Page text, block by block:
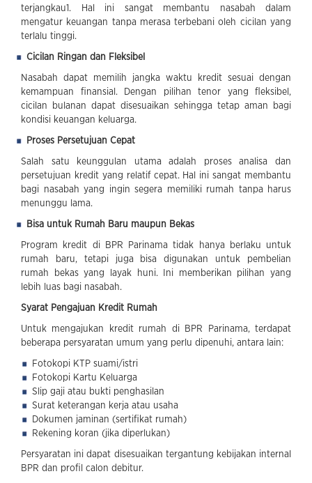
terjangkau1. Hal ini sangat membantu nasabah dalam
mengatur keuangan tanpa merasa terbebani oleh cicilan yang
terlalu tinggi.
Cicilan Ringan dan Fleksibel
Nasabah dapat memilih jangka waktu kredit sesuai dengan
kemampuan finansial. Dengan pilihan tenor yang fleksibel,
cicilan bulanan dapat disesuaikan sehingga tetap aman bagi
kondisi keuangan keluarga.
Proses Persetujuan Cepat
Salah satu keunggulan utama adalah proses analisa dan
persetujuan kredit yang relatif cepat. Hal ini sangat membantu
bagi nasabah yang ingin segera memiliki rumah tanpa harus
menunggu lama.
Bisa untuk Rumah Baru maupun Bekas
Program kredit di BPR Parinama tidak hanya berlaku untuk
rumah baru, tetapi juga bisa digunakan untuk pembelian
rumah bekas yang layak huni. Ini memberikan pilihan yang
lebih luas bagi nasabah.
Syarat Pengajuan Kredit Rumah
Untuk mengajukan kredit rumah di BPR Parinama, terdapat
beberapa persyaratan umum yang perlu dipenuhi, antara lain:
Fotokopi KTP suami/istri
Fotokopi Kartu Keluarga
Slip gaji atau bukti penghasilan
Surat keterangan kerja atau usaha
Dokumen jaminan (sertifikat rumah)
Rekening koran (jika diperlukan)
Persyaratan ini dapat disesuaikan tergantung kebijakan internal
BPR dan profil calon debitur.